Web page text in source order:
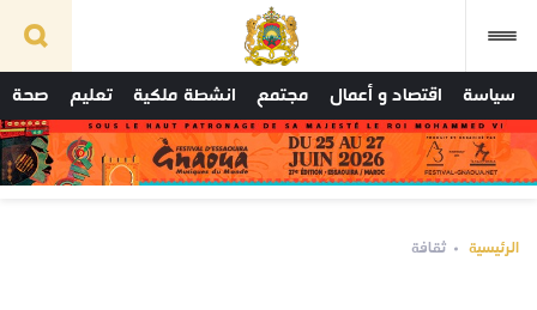
سياسة اقتصاد و أعمال مجتمع انشطة ملكية تعليم صحة
الرئيسية ثقافة